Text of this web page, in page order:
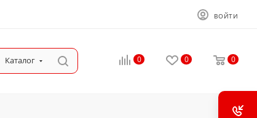
ВОЙТИ
Каталог 0 0 0